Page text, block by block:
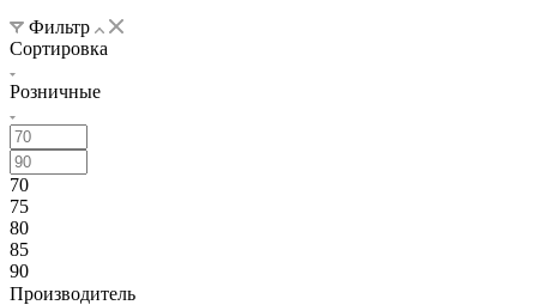
Фильтр
Сортировка
Розничные
70
75
80
85
90
Производитель